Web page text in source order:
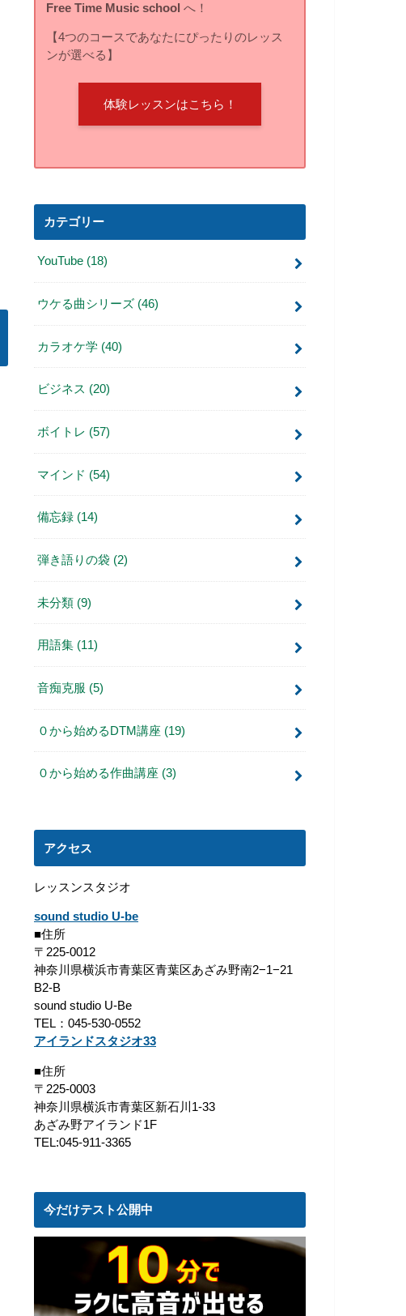
Free Time Music school へ！
【4つのコースであなたにぴったりのレッス
ンが選べる】
体験レッスンはこちら！
カテゴリー
YouTube (18)
ウケる曲シリーズ (46)
カラオケ学 (40)
ビジネス (20)
ボイトレ (57)
マインド (54)
備忘録 (14)
弾き語りの袋 (2)
未分類 (9)
用語集 (11)
音痴克服 (5)
０から始めるDTM講座 (19)
０から始める作曲講座 (3)
アクセス
レッスンスタジオ
sound studio U-be
■住所
〒225-0012
神奈川県横浜市青葉区青葉区あざみ野南2−1−21
B2-B
sound studio U-Be
TEL：045-530-0552
アイランドスタジオ33
■住所
〒225-0003
神奈川県横浜市青葉区新石川1-33
あざみ野アイランド1F
TEL:045-911-3365
今だけテスト公開中